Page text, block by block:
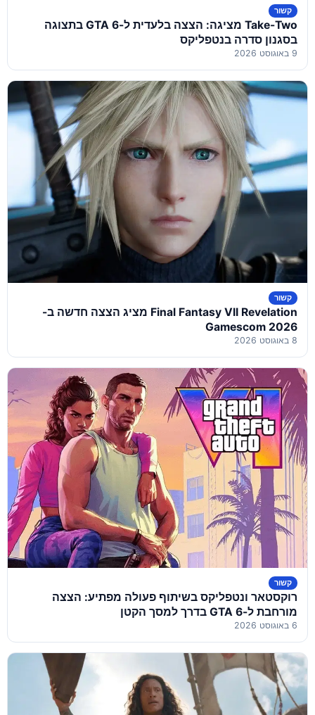
קשור
Take-Two מציגה: הצצה בלעדית ל-GTA 6 בתצוגה
בסגנון סדרה בנטפליקס
9 באוגוסט 2026
קשור
Final Fantasy VII Revelation מציג הצצה חדשה ב-
Gamescom 2026
8 באוגוסט 2026
קשור
רוקסטאר ונטפליקס בשיתוף פעולה מפתיע: הצצה
מורחבת ל-GTA 6 בדרך למסך הקטן
6 באוגוסט 2026